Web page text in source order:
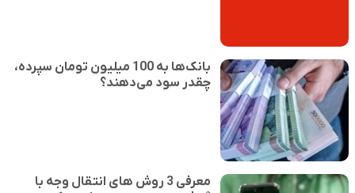
بانک‌ها به 100 میلیون تومان سپرده،
چقدر سود می‌دهند؟
معرفی 3 روش های انتقال وجه با